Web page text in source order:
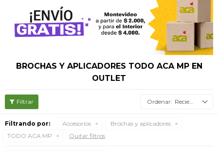
BROCHAS Y APLICADORES TODO ACA MP EN
OUTLET
Recientes
Filtrando por: Accesorios
Brochas y aplicadores
TODO ACA MP
Quitar filtros